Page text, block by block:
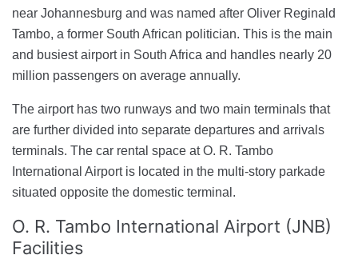
near Johannesburg and was named after Oliver Reginald
Tambo, a former South African politician. This is the main
and busiest airport in South Africa and handles nearly 20
million passengers on average annually.
The airport has two runways and two main terminals that
are further divided into separate departures and arrivals
terminals. The car rental space at O. R. Tambo
International Airport is located in the multi-story parkade
situated opposite the domestic terminal.
O. R. Tambo International Airport (JNB)
Facilities